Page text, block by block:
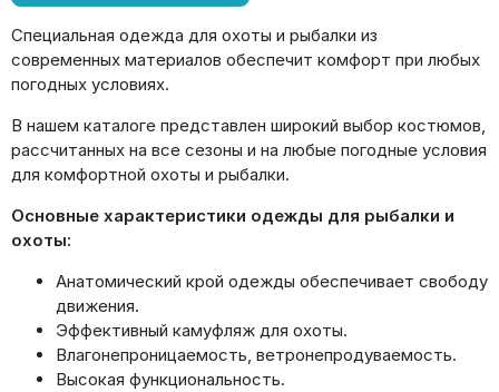
Специальная одежда для охоты и рыбалки из
современных материалов обеспечит комфорт при любых
погодных условиях.
В нашем каталоге представлен широкий выбор костюмов,
рассчитанных на все сезоны и на любые погодные условия
для комфортной охоты и рыбалки.
Основные характеристики одежды для рыбалки и
охоты:
Анатомический крой одежды обеспечивает свободу
движения.
Эффективный камуфляж для охоты.
Влагонепроницаемость, ветронепродуваемость.
Высокая функциональность.